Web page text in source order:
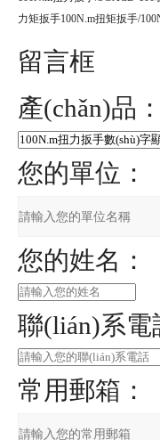
留言框
產(chǎn)品
您的單位：
您的姓名：
聯(lián)系電
常用郵箱：